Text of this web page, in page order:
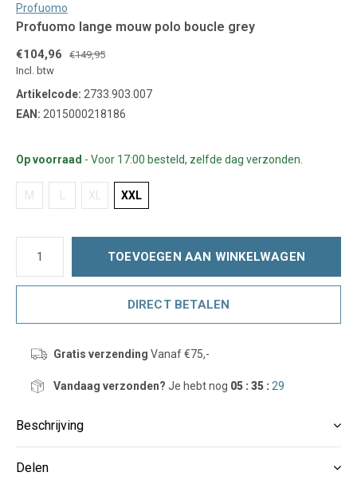
Profuomo
Profuomo lange mouw polo boucle grey
€104,96
€149,95
Incl. btw
Artikelcode: 2733.903.007
EAN: 2015000218186
Op voorraad - Voor 17:00 besteld, zelfde dag verzonden.
M XL XXL
TOEVOEGEN AAN WINKELWAGEN
DIRECT BETALEN
Gratis verzending Vanaf €75,-
Vandaag verzonden? Je hebt nog 05 : 35 : 29
Beschrijving
Delen